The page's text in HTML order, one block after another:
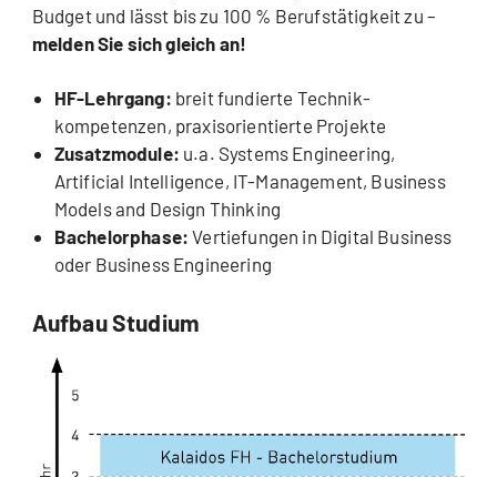
Budget und lässt bis zu 100 % Berufstätigkeit zu –
melden Sie sich gleich an!
HF-Lehrgang: breit fundierte Technik­
kompetenzen, praxisorientierte Projekte
Zusatzmodule: u.a. Systems Engineering,
Artificial Intelligence, IT-Management, Business
Models and Design Thinking
Bachelorphase: Vertiefungen in Digital Business
oder Business Engineering
Aufbau Studium